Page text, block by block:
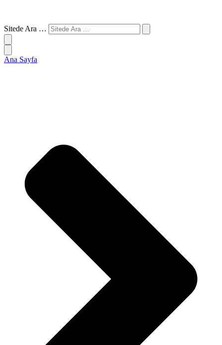
Sitede Ara …
Ana Sayfa